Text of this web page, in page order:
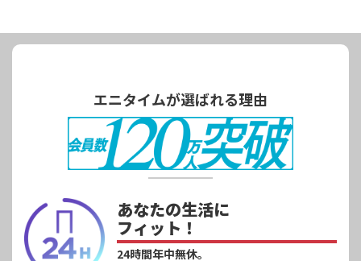
エニタイムが選ばれる理由
あなたの生活に
フィット！
24時間年中無休。